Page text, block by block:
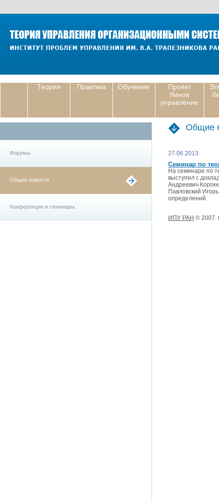
Теория Практика Обучение
Проект
Умное
управление
Форумы
Общие новости
Конференции и семинары
Общие
27.06.2013
Семинар по
На семинаре по
выступил с
Андреевич
Павловский
определений.
ИПУ РАН © 2007.